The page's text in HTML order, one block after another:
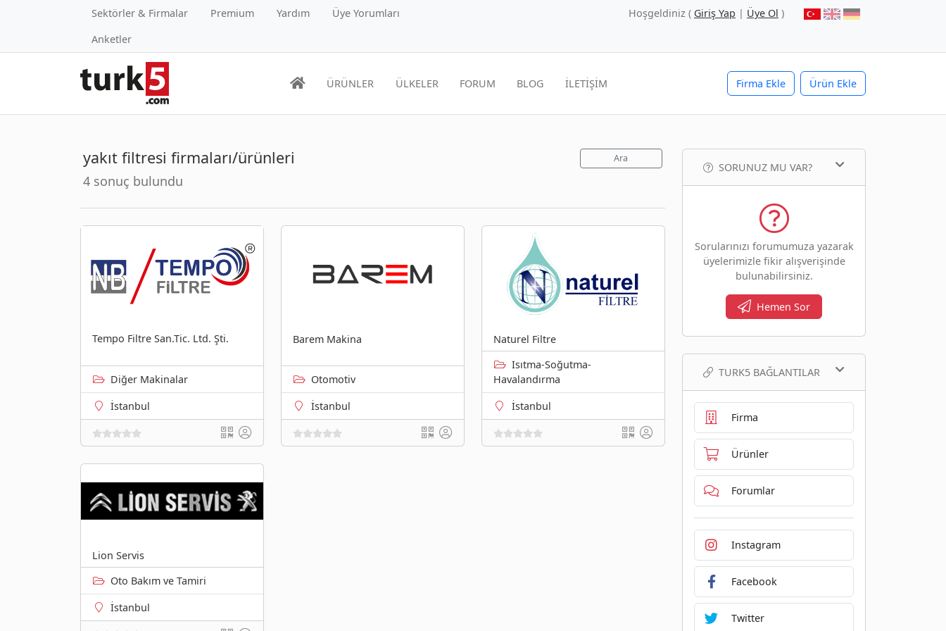
Sektörler & Firmalar Premium Yardım
Üye Yorumları
Anketler
Hoşgeldiniz ( Giriş Yap | Üye Ol )
Firma Ekle Ürün Ekle
ÜRÜNLER ÜLKELER FORUM BLOG İLETİŞİM
yakıt filtresi firmaları/ürünleri
4 sonuç bulundu
Ara
Tempo Filtre San.Tic. Ltd. Şti.
Diğer Makinalar
İstanbul
Barem Makina
Otomotiv
İstanbul
Naturel Filtre
Isıtma-Soğutma-
Havalandırma
İstanbul
Lion Servis
Oto Bakım ve Tamiri
İstanbul
SORUNUZ MU VAR?
Sorularınızı forumumuza yazarak
üyelerimizle fikir alışverişinde
bulunabilirsiniz.
Hemen Sor
TURK5 BAĞLANTILAR
Firma
Ürünler
Forumlar
Instagram
Facebook
Twitter